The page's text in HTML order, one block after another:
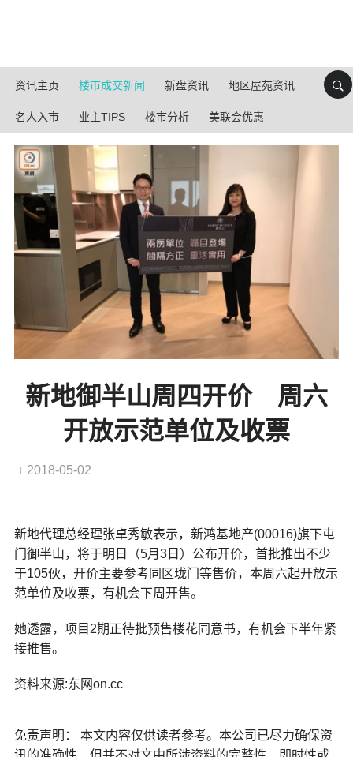
资讯主页 楼市成交新闻 新盘资讯 地区屋苑资讯
名人入市 业主TIPS 楼市分析 美联会优惠
新地御半山周四开价 周六
开放示范单位及收票
2018-05-02
新地代理总经理张卓秀敏表示，新鸿基地产(00016)旗下屯
门御半山，将于明日（5月3日）公布开价，首批推出不少
于105伙，开价主要参考同区珑门等售价，本周六起开放示
范单位及收票，有机会下周开售。
她透露，项目2期正待批预售楼花同意书，有机会下半年紧
接推售。
资料来源:东网on.cc
免责声明： 本文内容仅供读者参考。本公司已尽力确保资